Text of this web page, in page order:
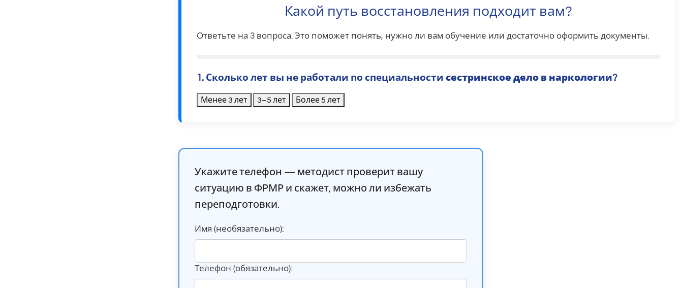
Какой путь восстановления подходит вам?
Ответьте на 3 вопроса. Это поможет понять, нужно ли вам обучение или достаточно оформить документы.
1. Сколько лет вы не работали по специальности сестринское дело в наркологии?
Менее 3 лет 3–5 лет Более 5 лет
Укажите телефон — методист проверит вашу
ситуацию в ФРМР и скажет, можно ли избежать
переподготовки.
Имя (необязательно):
Телефон (обязательно):